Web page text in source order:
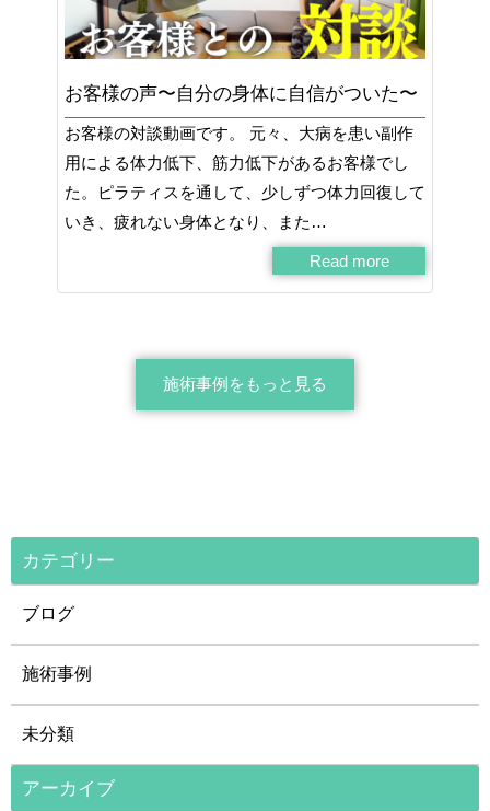
お客様の声〜自分の身体に自信がついた〜
お客様の対談動画です。 元々、大病を患い副作
用による体力低下、筋力低下があるお客様でし
た。ピラティスを通して、少しずつ体力回復して
いき、疲れない身体となり、また…
Read more
施術事例をもっと見る
カテゴリー
ブログ
施術事例
未分類
アーカイブ